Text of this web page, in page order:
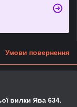
Умови повернення
вилки Ява 634.